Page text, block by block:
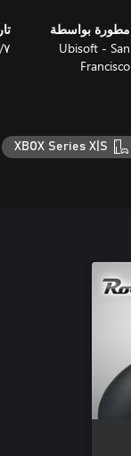
مطورة بواسطة
Ubisoft - San
Francisco
٧‏/١١‏/٢٠١٧
XBOX Series X|S